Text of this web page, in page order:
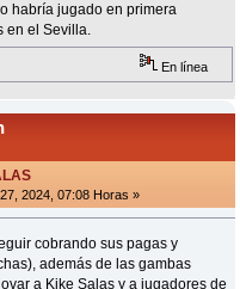
habría jugado en primera
en el Sevilla.
En línea
2024, 07:08 Horas »
cobrando sus pagas y
además de las gambas
a Kike Salas y a jugadores de